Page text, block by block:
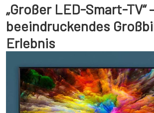
„Großer LED-Smart-TV“
beeindruckendes
Erlebnis